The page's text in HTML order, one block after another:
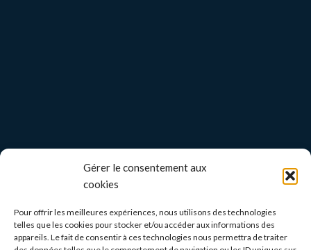
Gérer le consentement aux
cookies
Pour offrir les meilleures expériences, nous utilisons des technologies
telles que les cookies pour stocker et/ou accéder aux informations des
appareils. Le fait de consentir à ces technologies nous permettra de traiter